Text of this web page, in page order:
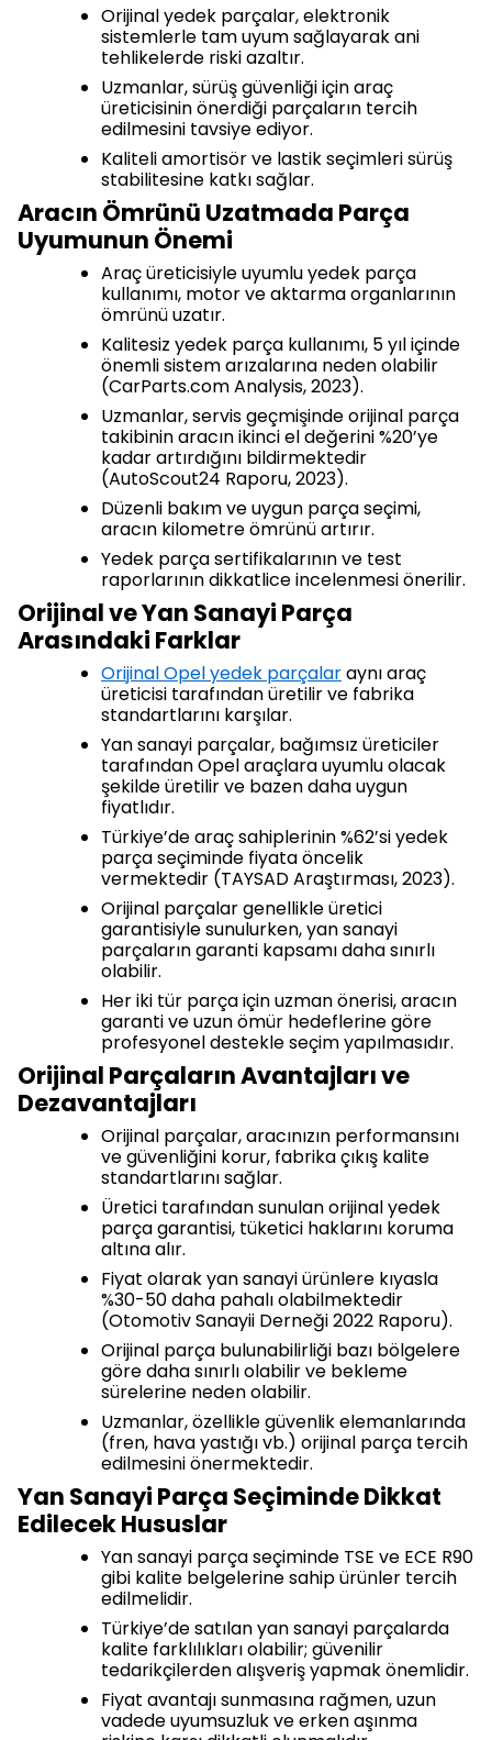
Orijinal yedek parçalar, elektronik
sistemlerle tam uyum sağlayarak ani
tehlikelerde riski azaltır.
Uzmanlar, sürüş güvenliği için araç
üreticisinin önerdiği parçaların tercih
edilmesini tavsiye ediyor.
Kaliteli amortisör ve lastik seçimleri sürüş
stabilitesine katkı sağlar.
Aracın Ömrünü Uzatmada Parça
Uyumunun Önemi
Araç üreticisiyle uyumlu yedek parça
kullanımı, motor ve aktarma organlarının
ömrünü uzatır.
Kalitesiz yedek parça kullanımı, 5 yıl içinde
önemli sistem arızalarına neden olabilir
(CarParts.com Analysis, 2023).
Uzmanlar, servis geçmişinde orijinal parça
takibinin aracın ikinci el değerini %20’ye
kadar artırdığını bildirmektedir
(AutoScout24 Raporu, 2023).
Düzenli bakım ve uygun parça seçimi,
aracın kilometre ömrünü artırır.
Yedek parça sertifikalarının ve test
raporlarının dikkatlice incelenmesi önerilir.
Orijinal ve Yan Sanayi Parça
Arasındaki Farklar
Orijinal Opel yedek parçalaraynı araç
üreticisi tarafından üretilir ve fabrika
standartlarını karşılar.
Yan sanayi parçalar, bağımsız üreticiler
tarafından Opel araçlara uyumlu olacak
şekilde üretilir ve bazen daha uygun
fiyatlıdır.
Türkiye’de araç sahiplerinin %62’si yedek
parça seçiminde fiyata öncelik
vermektedir (TAYSAD Araştırması, 2023).
Orijinal parçalar genellikle üretici
garantisiyle sunulurken, yan sanayi
parçaların garanti kapsamı daha sınırlı
olabilir.
Her iki tür parça için uzman önerisi, aracın
garanti ve uzun ömür hedeflerine göre
profesyonel destekle seçim yapılmasıdır.
Orijinal Parçaların Avantajları ve
Dezavantajları
Orijinal parçalar, aracınızın performansını
ve güvenliğini korur, fabrika çıkış kalite
standartlarını sağlar.
Üretici tarafından sunulan orijinal yedek
parça garantisi, tüketici haklarını koruma
altına alır.
Fiyat olarak yan sanayi ürünlere kıyasla
%30-50 daha pahalı olabilmektedir
(Otomotiv Sanayii Derneği 2022 Raporu).
Orijinal parça bulunabilirliği bazı bölgelere
göre daha sınırlı olabilir ve bekleme
sürelerine neden olabilir.
Uzmanlar, özellikle güvenlik elemanlarında
(fren, hava yastığı vb.) orijinal parça tercih
edilmesini önermektedir.
Yan Sanayi Parça Seçiminde Dikkat
Edilecek Hususlar
Yan sanayi parça seçiminde TSE ve ECE R90
gibi kalite belgelerine sahip ürünler tercih
edilmelidir.
Türkiye’de satılan yan sanayi parçalarda
kalite farklılıkları olabilir; güvenilir
tedarikçilerden alışveriş yapmak önemlidir.
Fiyat avantajı sunmasına rağmen, uzun
vadede uyumsuzluk ve erken aşınma